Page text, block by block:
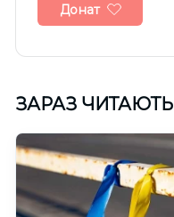
Донат
ЗАРАЗ ЧИТАЮТЬ